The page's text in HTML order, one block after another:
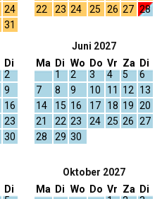
24
31
22
23 24 25 26 27 28
Di
2
9
16
23
30
Juni 2027
Ma
Di
1
Wo
2
Do
3
Vr
4
Za
5
Di
6
7
8 9 10 11 12
13
14
15 16 17 18 19 20
21
22 23 24 25 26 27
28
29 30
Di
Oktober 2027
Ma
Di Wo Do Vr Za
Di